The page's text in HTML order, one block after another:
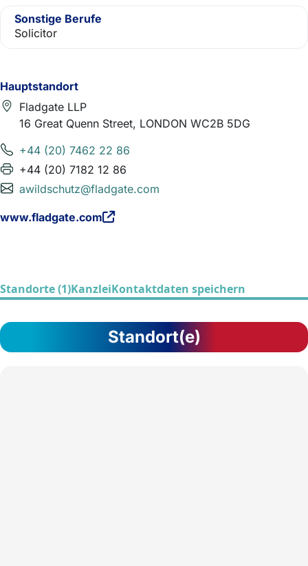
Hauptstandort
Fladgate LLP
16 Great Quenn Street, LONDON WC2B 5DG
+44 (20) 7462 22 86
+44 (20) 7182 12 86
awildschutz@fladgate.com
www.fladgate.com
Sonstige Berufe
Solicitor
Standorte (1)KanzleiKontaktdaten speichern
Standort(e)